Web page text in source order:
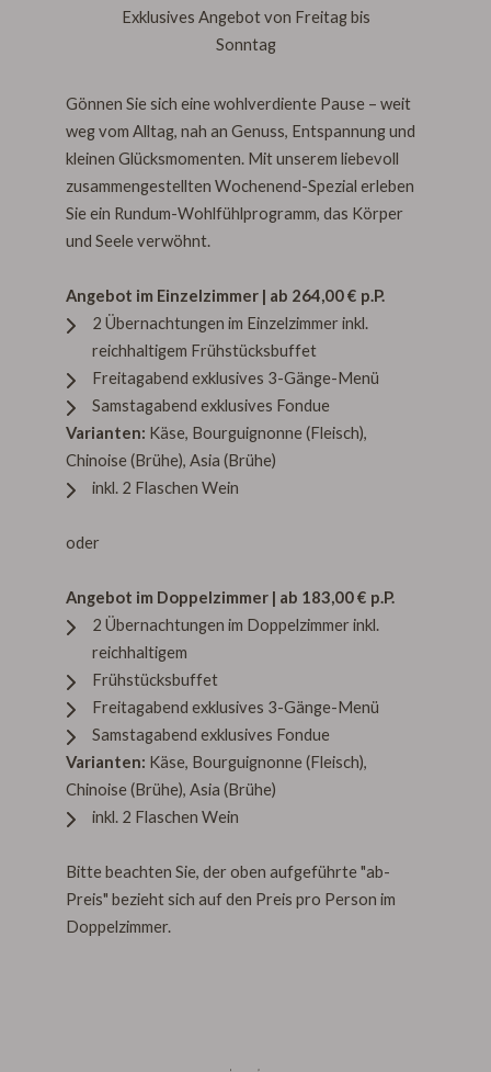
Exklusives Angebot von Freitag bis
Sonntag
Gönnen Sie sich eine wohlverdiente Pause – weit
weg vom Alltag, nah an Genuss, Entspannung und
kleinen Glücksmomenten. Mit unserem liebevoll
zusammengestellten Wochenend-Spezial erleben
Sie ein Rundum-Wohlfühlprogramm, das Körper
und Seele verwöhnt.
Angebot im Einzelzimmer | ab 264,00 € p.P.
2 Übernachtungen im Einzelzimmer inkl.
reichhaltigem Frühstücksbuffet
Freitagabend exklusives 3-Gänge-Menü
Samstagabend exklusives Fondue
Varianten: Käse, Bourguignonne (Fleisch),
Chinoise (Brühe), Asia (Brühe)
inkl. 2 Flaschen Wein
oder
Angebot im Doppelzimmer | ab 183,00 € p.P.
2 Übernachtungen im Doppelzimmer inkl.
reichhaltigem
Frühstücksbuffet
Freitagabend exklusives 3-Gänge-Menü
Samstagabend exklusives Fondue
Varianten: Käse, Bourguignonne (Fleisch),
Chinoise (Brühe), Asia (Brühe)
inkl. 2 Flaschen Wein
Bitte beachten Sie, der oben aufgeführte "ab-
Preis" bezieht sich auf den Preis pro Person im
Doppelzimmer.